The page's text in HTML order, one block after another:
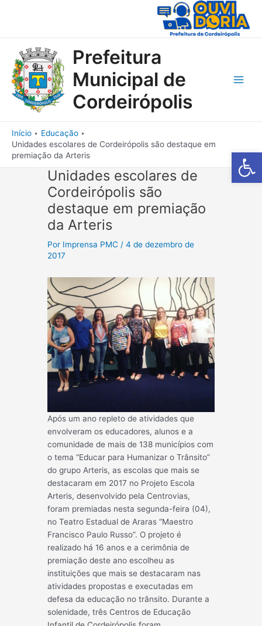
Barra de
Prefeitura
Municipal de
Cordeirópolis
Início
Educação
Unidades escolares de Cordeirópolis são destaque em
premiação da Arteris
Unidades escolares de
Cordeirópolis são
destaque em premiação
da Arteris
Por Imprensa PMC /4 de dezembro de
2017
Após um ano repleto de atividades que
envolveram os educadores, alunos e a
comunidade de mais de 138 municípios com
o tema “Educar para Humanizar o Trânsito”
do grupo Arteris, as escolas que mais se
destacaram em 2017 no Projeto Escola
Arteris, desenvolvido pela Centrovias,
foram premiadas nesta segunda-feira (04),
no Teatro Estadual de Araras “Maestro
Francisco Paulo Russo”. O projeto é
realizado há 16anos e a cerimônia de
premiação deste ano escolheu as
instituições que mais se destacaram nas
atividades propostas e executadas em
defesa da educação no trânsito. Durante a
solenidade, três Centros de Educação